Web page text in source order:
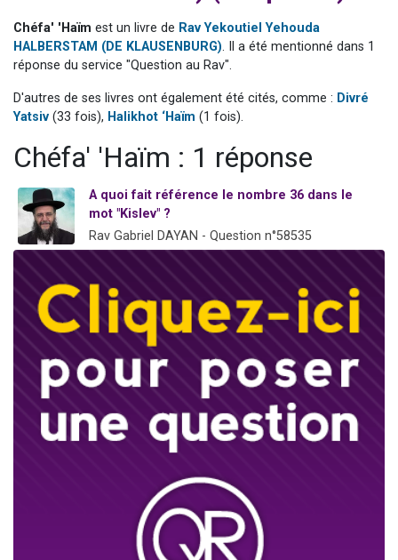
30 personnes viennent de faire un don pour Sauvez la jambe de Yohan
Il reste 49 places pour étudier en groupe sur Zoom
12 nouvelles musiques dans Torah-Box Music
Chéfa' 'Haïm est un livre de Rav Yekoutiel Yehouda
HALBERSTAM (DE KLAUSENBURG). Il a été mentionné dans 1
réponse du service "Question au Rav".
D'autres de ses livres ont également été cités, comme : Divré
Yatsiv (33 fois), Halikhot ‘Haïm (1 fois).
Chéfa' 'Haïm : 1 réponse
A quoi fait référence le nombre 36 dans le
mot "Kislev" ?
Rav Gabriel DAYAN - Question n°58535